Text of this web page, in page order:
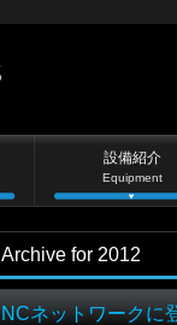
設備紹介
Equipment
Archive for 2012
NCネットワークに